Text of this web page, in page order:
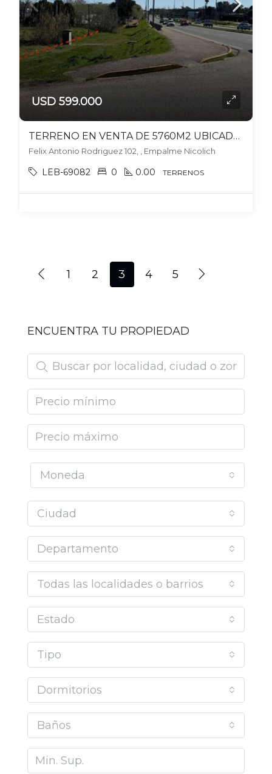
USD 599.000
TERRENO EN VENTA DE 5760M2 UBICADO EN EMPALME NICOLICH
Felix Antonio Rodriguez 102, , Empalme Nicolich
LEB-69082 0 0.00 TERRENOS
1 2 3 4 5
ENCUENTRA TU PROPIEDAD
Moneda
Ciudad
Departamento
Todas las localidades o barrios
Estado
Tipo
Dormitorios
Baños